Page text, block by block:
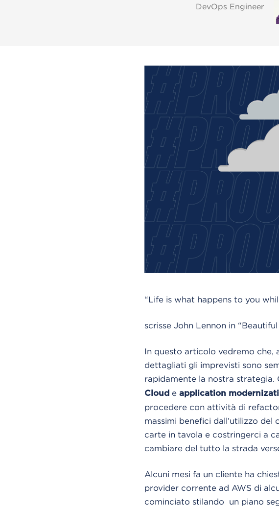
DevOps Engineer
“Life is what happens to you
scrisse John Lennon in “Beautiful
In questo articolo vedremo che,
dettagliati gli imprevisti sono
rapidamente la nostra strategia.
Cloud e application
procedere con attività di
massimi benefici dall’utilizzo
carte in tavola e costringerci a
cambiare del tutto la strada
Alcuni mesi fa un cliente ha
provider corrente ad AWS di
cominciato stilando un piano